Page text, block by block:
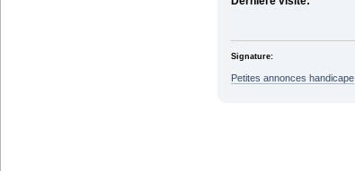
Signature:
Petites annonces handicape